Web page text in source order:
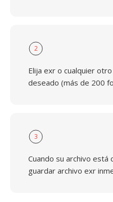
2
Elija exr o cualquier
deseado (más de 200
3
Cuando su archivo está
guardar archivo exr